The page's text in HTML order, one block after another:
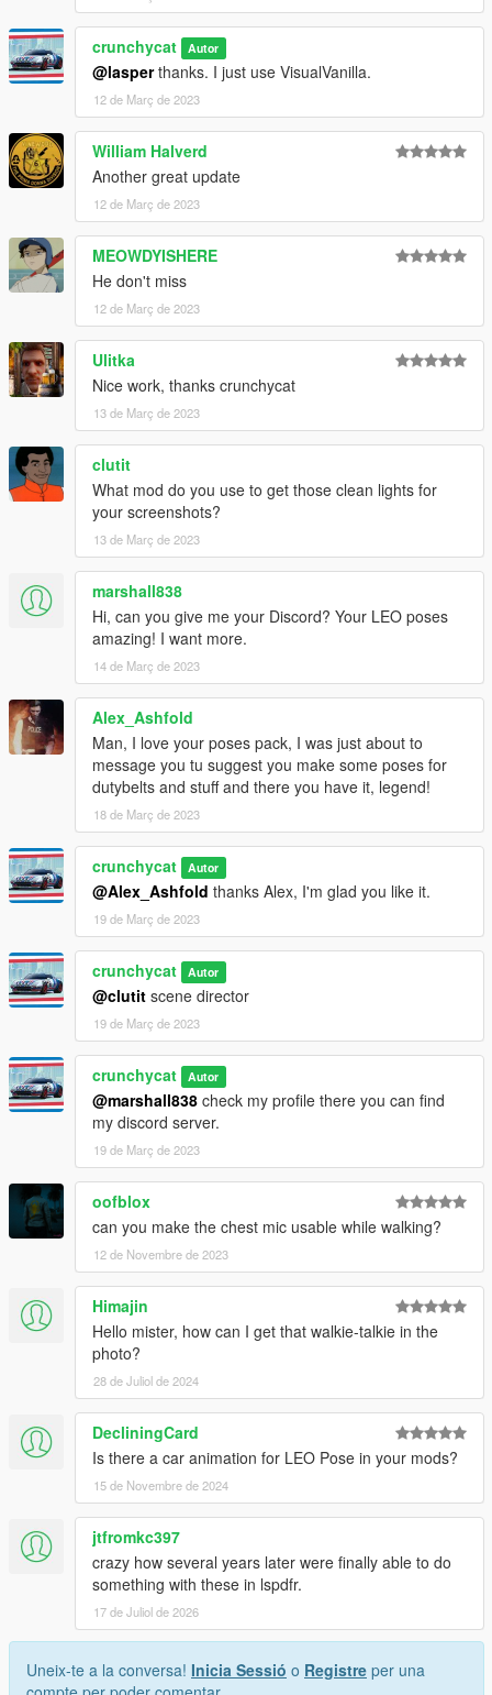
crunchycat Autor
@lasperthanks. I just use VisualVanilla.
12 de Març de 2023
William Halverd
Another great update
12 de Març de 2023
MEOWDYISHERE
He don't miss
12 de Març de 2023
Ulitka
Nice work, thanks crunchycat
13 de Març de 2023
clutit
What mod do you use to get those clean lights for
your screenshots?
13 de Març de 2023
marshall838
Hi, can you give me your Discord? Your LEO poses
amazing! I want more.
14 de Març de 2023
Alex_Ashfold
Man, I love your poses pack, I was just about to
message you tu suggest you make some poses for
dutybelts and stuff and there you have it, legend!
18 de Març de 2023
crunchycat Autor
@Alex_Ashfold thanks Alex, I'm glad you like it.
19 de Març de 2023
crunchycat Autor
@clutit scene director
19 de Març de 2023
crunchycat Autor
@marshall838 check my profile there you can find
my discord server.
19 de Març de 2023
oofblox
can you make the chest mic usable while walking?
12 de Novembre de 2023
Himajin
Hello mister, how can I get that walkie-talkie in the
photo?
28 de Juliol de 2024
DecliningCard
Is there a car animation for LEO Pose in your mods?
15 de Novembre de 2024
jtfromkc397
crazy how several years later were finally able to do
something with these in lspdfr.
17 de Juliol de 2026
Uneix-te a la conversa! Inicia Sessió o Registre per una